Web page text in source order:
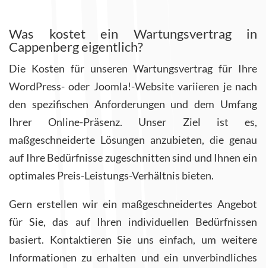
Was kostet ein Wartungsvertrag in
Cappenberg eigentlich?
Die Kosten für unseren Wartungsvertrag für Ihre
WordPress- oder Joomla!-Website variieren je nach
den spezifischen Anforderungen und dem Umfang
Ihrer Online-Präsenz. Unser Ziel ist es,
maßgeschneiderte Lösungen anzubieten, die genau
auf Ihre Bedürfnisse zugeschnitten sind und Ihnen ein
optimales Preis-Leistungs-Verhältnis bieten.
Gern erstellen wir ein maßgeschneidertes Angebot
für Sie, das auf Ihren individuellen Bedürfnissen
basiert. Kontaktieren Sie uns einfach, um weitere
Informationen zu erhalten und ein unverbindliches